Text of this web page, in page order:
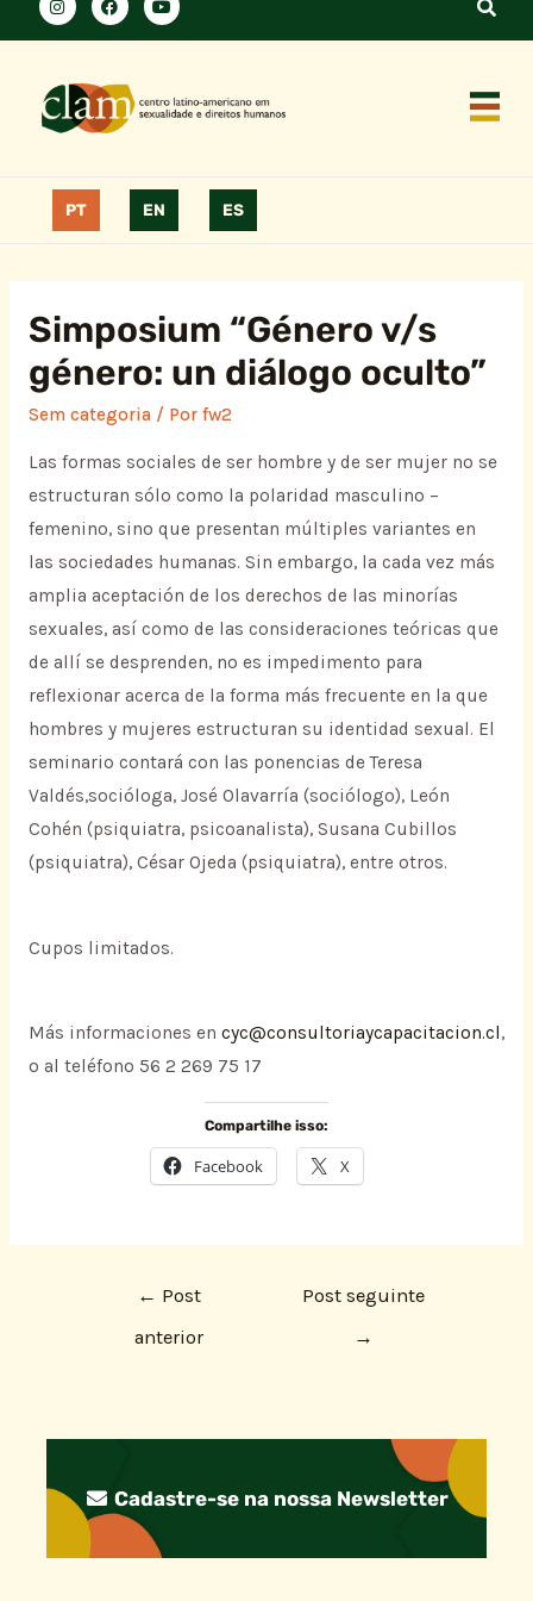
PT EN ES
Simposium “Género v/s
género: un diálogo oculto”
Sem categoria/ Por fw2
Las formas sociales de ser hombre y de ser mujer no se
estructuran sólo como la polaridad masculino –
femenino, sino que presentan múltiples variantes en
las sociedades humanas. Sin embargo, la cada vez más
amplia aceptación de los derechos de las minorías
sexuales, así como de las consideraciones teóricas que
de allí se desprenden, no es impedimento para
reflexionar acerca de la forma más frecuente en la que
hombres y mujeres estructuran su identidad sexual. El
seminario contará con las ponencias de Teresa
Valdés,socióloga, José Olavarría (sociólogo), León
Cohén (psiquiatra, psicoanalista), Susana Cubillos
(psiquiatra), César Ojeda (psiquiatra), entre otros.
Cupos limitados.
Más informaciones en cyc@consultoriaycapacitacion.cl ,
o al teléfono 56 2 269 75 17
Compartilhe isso:
Facebook X
← Post
anterior
Post seguinte
→
Cadastre-se na nossa Newsletter